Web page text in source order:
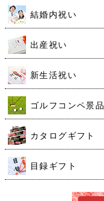
結婚内祝い
出産祝い
新生活祝い
ゴルフコンペ景品
カタログギフト
目録ギフト